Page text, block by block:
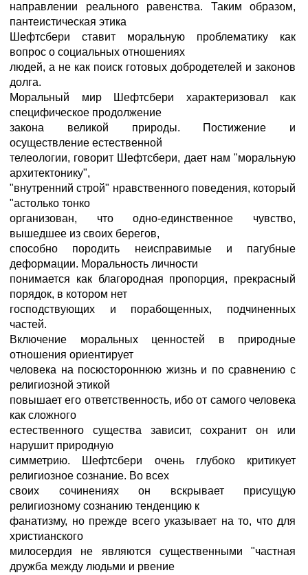
направлении реального равенства. Таким образом,
пантеистическая этика
Шефтсбери ставит моральную проблематику как
вопрос о социальных отношениях
людей, а не как поиск готовых добродетелей и законов
долга.
Моральный мир Шефтсбери характеризовал как
специфическое продолжение
закона великой природы. Постижение и
осуществление естественной
телеологии, говорит Шефтсбери, дает нам "моральную
архитектонику",
"внутренний строй" нравственного поведения, который
"астолько тонко
организован, что одно-единственное чувство,
вышедшее из своих берегов,
способно породить неисправимые и пагубные
деформации. Моральность личности
понимается как благородная пропорция, прекрасный
порядок, в котором нет
господствующих и порабощенных, подчиненных
частей.
Включение моральных ценностей в природные
отношения ориентирует
человека на посюстороннюю жизнь и по сравнению с
религиозной этикой
повышает его ответственность, ибо от самого человека
как сложного
естественного существа зависит, сохранит он или
нарушит природную
симметрию. Шефтсбери очень глубоко критикует
религиозное сознание. Во всех
своих сочинениях он вскрывает присущую
религиозному сознанию тенденцию к
фанатизму, но прежде всего указывает на то, что для
христианского
милосердия не являются существенными "частная
дружба между людьми и рвение